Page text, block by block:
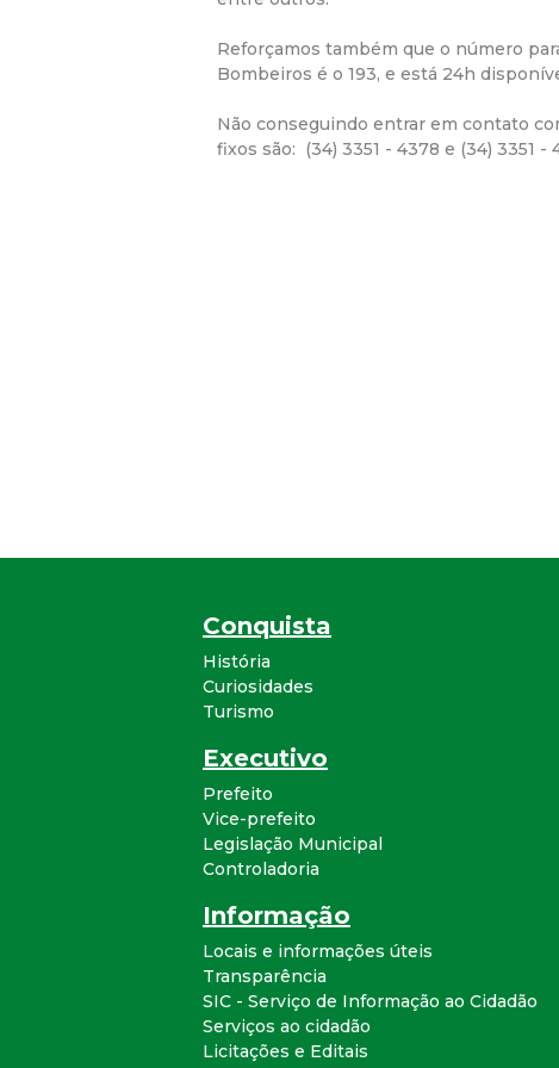
Reforçamos também que o número
Bombeiros é o 193, e está 24h
Não conseguindo entrar em contato
fixos são: (34) 3351 - 4378 e (34) 3351 -
Conquista
História
Curiosidades
Turismo
Executivo
Prefeito
Vice-prefeito
Legislação Municipal
Controladoria
Informação
Locais e informações úteis
Transparência
SIC - Serviço de Informação ao Cidadão
Serviços ao cidadão
Licitações e Editais